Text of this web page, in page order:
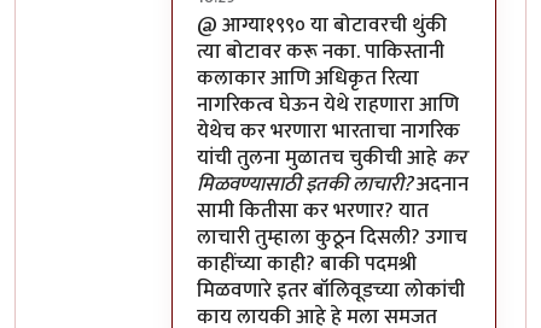
In reply toकर तर येथील कलाकारही भरतात.
@ आग्या१९९० या बोटावरची थुंकी
त्या बोटावर करू नका. पाकिस्तानी
कलाकार आणि अधिकृत रित्या
नागरिकत्व घेऊन येथे राहणारा आणि
येथेच कर भरणारा भारताचा नागरिक
यांची तुलना मुळातच चुकीची आहेकर
मिळवण्यासाठी इतकी लाचारी?अदनान
सामी कितीसा कर भरणार? यात
लाचारी तुम्हाला कुठून दिसली? उगाच
काहींच्या काही? बाकी पदमश्री
मिळवणारे इतर बॉलिवूडच्या लोकांची
काय लायकी आहे हे मला समजत